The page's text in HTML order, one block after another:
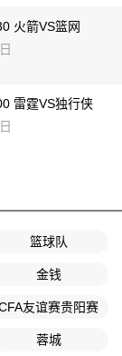
火箭VS篮网
雷霆VS独行侠
篮球队
金钱
友谊赛贵阳赛
蓉城